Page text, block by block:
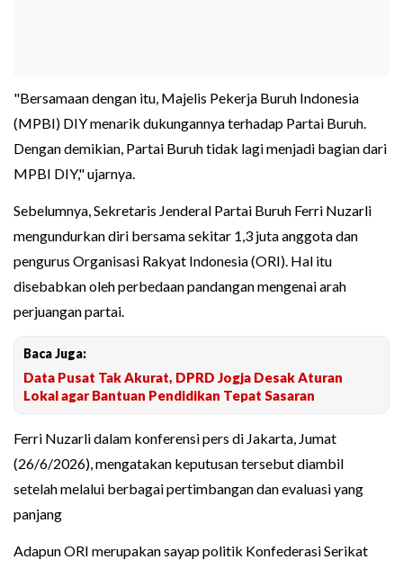
"Bersamaan dengan itu, Majelis Pekerja Buruh Indonesia
(MPBI) DIY menarik dukungannya terhadap Partai Buruh.
Dengan demikian, Partai Buruh tidak lagi menjadi bagian dari
MPBI DIY," ujarnya.
Sebelumnya, Sekretaris Jenderal Partai Buruh Ferri Nuzarli
mengundurkan diri bersama sekitar 1,3 juta anggota dan
pengurus Organisasi Rakyat Indonesia (ORI). Hal itu
disebabkan oleh perbedaan pandangan mengenai arah
perjuangan partai.
Baca Juga:
Data Pusat Tak Akurat, DPRD Jogja Desak Aturan
Lokal agar Bantuan Pendidikan Tepat Sasaran
Ferri Nuzarli dalam konferensi pers di Jakarta, Jumat
(26/6/2026), mengatakan keputusan tersebut diambil
setelah melalui berbagai pertimbangan dan evaluasi yang
panjang
Adapun ORI merupakan sayap politik Konfederasi Serikat